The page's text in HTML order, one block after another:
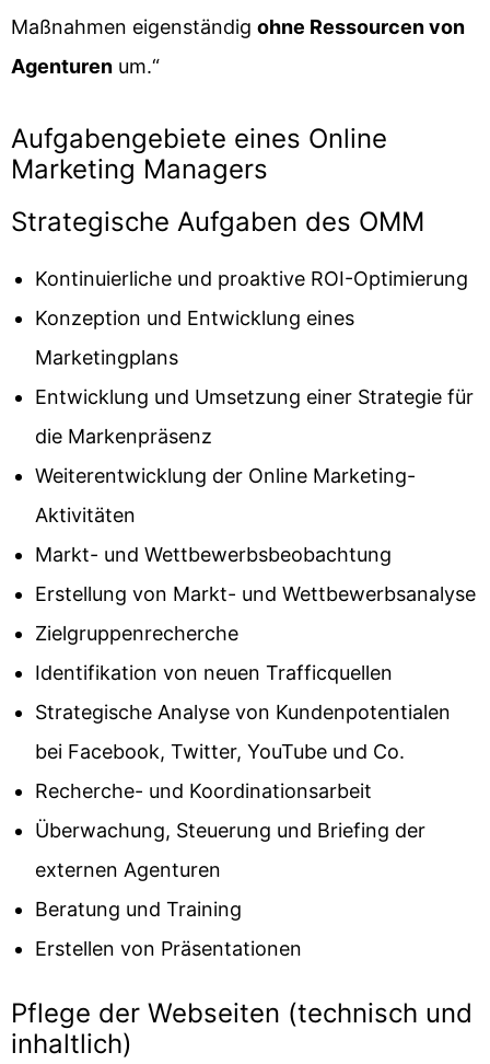
Maßnahmen eigenständig ohne Ressourcen von
Agenturen um.“
Aufgabengebiete eines Online
Marketing Managers
Strategische Aufgaben des OMM
Kontinuierliche und proaktive ROI-Optimierung
Konzeption und Entwicklung eines
Marketingplans
Entwicklung und Umsetzung einer Strategie für
die Markenpräsenz
Weiterentwicklung der Online Marketing-
Aktivitäten
Markt- und Wettbewerbsbeobachtung
Erstellung von Markt- und Wettbewerbsanalyse
Zielgruppenrecherche
Identifikation von neuen Trafficquellen
Strategische Analyse von Kundenpotentialen
bei Facebook, Twitter, YouTube und Co.
Recherche- und Koordinationsarbeit
Überwachung, Steuerung und Briefing der
externen Agenturen
Beratung und Training
Erstellen von Präsentationen
Pflege der Webseiten (technisch und
inhaltlich)